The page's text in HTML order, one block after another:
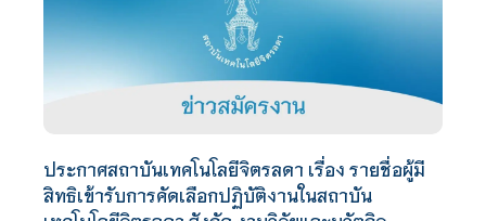
ประกาศสถาบันเทคโนโลยีจิตรลดา เรื่อง รายชื่อผู้มี
สิทธิเข้ารับการคัดเลือกปฏิบัติงานในสถาบัน